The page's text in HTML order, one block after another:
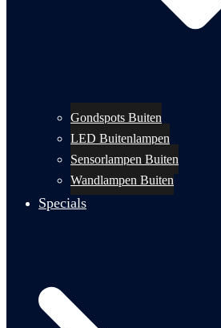
Gondspots Buiten
LED Buitenlampen
Sensorlampen Buiten
Wandlampen Buiten
Specials